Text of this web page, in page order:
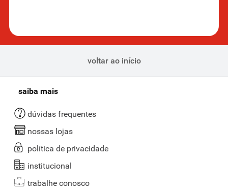
voltar ao início
saiba mais
dúvidas frequentes
nossas lojas
política de privacidade
institucional
trabalhe conosco